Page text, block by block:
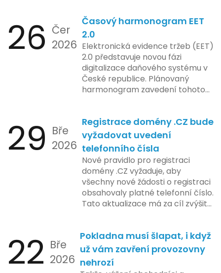
podniky s náročnými účetními
procesy.
26 Čer
2026
Časový harmonogram EET
2.0
Elektronická evidence tržeb (EET)
2.0 představuje novou fázi
digitalizace daňového systému v
České republice. Plánovaný
harmonogram zavedení tohoto
zahrnuje přípravu technické
platformy a legislativních změn,
které by měly být předloženy do
konce tohoto roku. Očekává se,
že tato fáze umožní adaptaci
systémů a rozšíření podpory pro
podnikatele, přičemž všechny
potřebné technologie by měly
být dostupné k testování v rámci
plánovaná na první pololetí
následujícího roku, je zaměřena
na školení a edukaci uživatelů,
včetně přípravy materiálů a
29 Bře
2026
Registrace domény .CZ bude
vyžadovat uvedení
telefonního čísla
Nové pravidlo pro registraci
domény .CZ vyžaduje, aby
všechny nové žádosti o registraci
obsahovaly platné telefonní číslo.
Tato aktualizace má za cíl zvýšit
České republice. Povinnost uvést
telefonní číslo se týká všech
nově registrovaných domén, a
také může ovlivnit stávající
22 Bře
2026
Pokladna musí šlapat, i když
už vám zavření provozovny
nehrozí